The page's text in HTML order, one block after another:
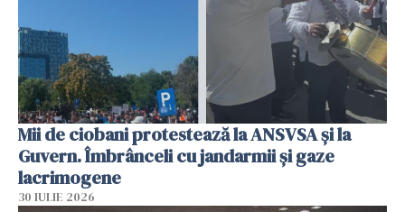
Mii de ciobani protestează la ANSVSA și la
Guvern. Îmbrânceli cu jandarmii și gaze
lacrimogene
30 IULIE 2026